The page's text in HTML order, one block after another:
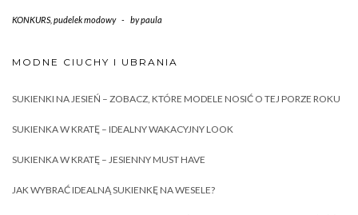
KONKURS, pudelek modowy - bypaula
MODNE CIUCHY I UBRANIA
SUKIENKI NA JESIEŃ – ZOBACZ, KTÓRE MODELE NOSIĆ O TEJ PORZE ROKU
SUKIENKA W KRATĘ – IDEALNY WAKACYJNY LOOK
SUKIENKA W KRATĘ – JESIENNY MUST HAVE
JAK WYBRAĆ IDEALNĄ SUKIENKĘ NA WESELE?